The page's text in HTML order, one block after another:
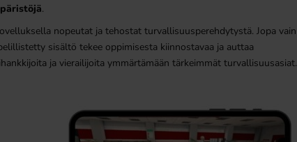
.
nopeutat ja tehostat turvallisuusperehdytystä. Jopa vain
sisältö tekee oppimisesta kiinnostavaa ja auttaa
ja vierailijoita ymmärtämään tärkeimmät turvallisuusasiat.